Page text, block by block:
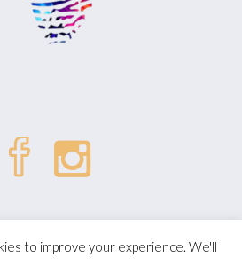
to improve your experience. We'll